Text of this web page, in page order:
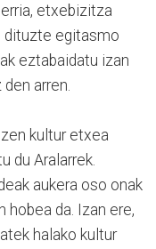
etxebizitza
dituzte egitasmo
eztabaidatu izan
arren.
kultur etxea
du Aralarrek.
aukera oso onak
hobea da. Izan ere,
halako kultur